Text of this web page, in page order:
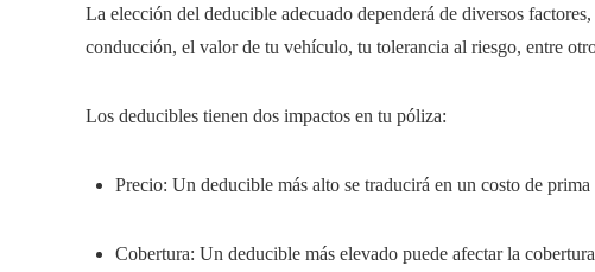
La elección del deducible adecuado dependerá de diversos
conducción, el valor de tu vehículo, tu tolerancia al riesgo, entre
Los deducibles tienen dos impactos en tu póliza:
Precio: Un deducible más alto se traducirá en un costo de prima
Cobertura: Un deducible más elevado puede afectar la